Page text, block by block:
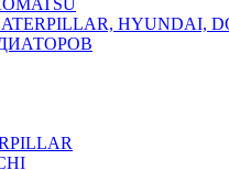
HYUNDAI,